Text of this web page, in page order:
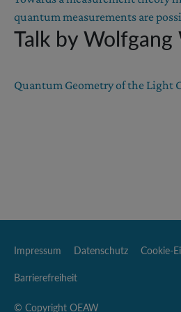
quantum measurements are
Talk by Wolfgang
Quantum Geometry of the Light
Impressum Datenschutz Cookie-
Barrierefreiheit
© Copyright OEAW